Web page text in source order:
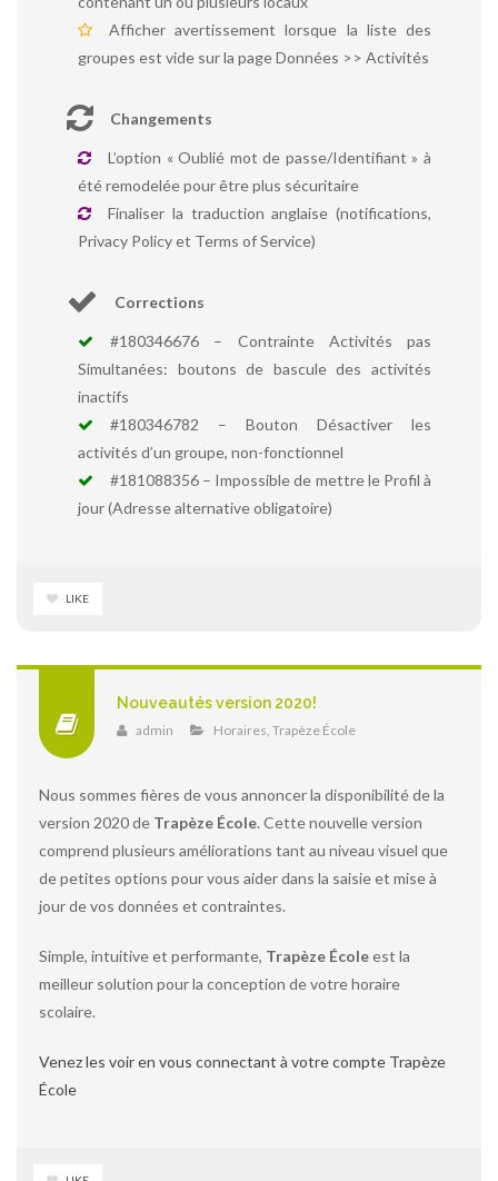
Afficher avertissement lorsque la liste des
groupes est vide sur la page Données >> Activités
Changements
L’option « Oublié mot de passe/Identifiant » à
été remodelée pour être plus sécuritaire
Finaliser la traduction anglaise (notifications,
Privacy Policy et Terms of Service)
Corrections
#180346676 – Contrainte Activités pas
Simultanées: boutons de bascule des activités
inactifs
#180346782 – Bouton Désactiver les
activités d’un groupe, non-fonctionnel
#181088356 – Impossible de mettre le Profil à
jour (Adresse alternative obligatoire)
LIKE
Nouveautés version 2020!
admin Horaires, Trapèze École
Nous sommes fières de vous annoncer la disponibilité de la
version 2020 de Trapèze École. Cette nouvelle version
comprend plusieurs améliorations tant au niveau visuel que
de petites options pour vous aider dans la saisie et mise à
jour de vos données et contraintes.
Simple, intuitive et performante, Trapèze Écoleest la
meilleur solution pour la conception de votre horaire
scolaire.
Venez les voir en vous connectant à votre compte Trapèze
École